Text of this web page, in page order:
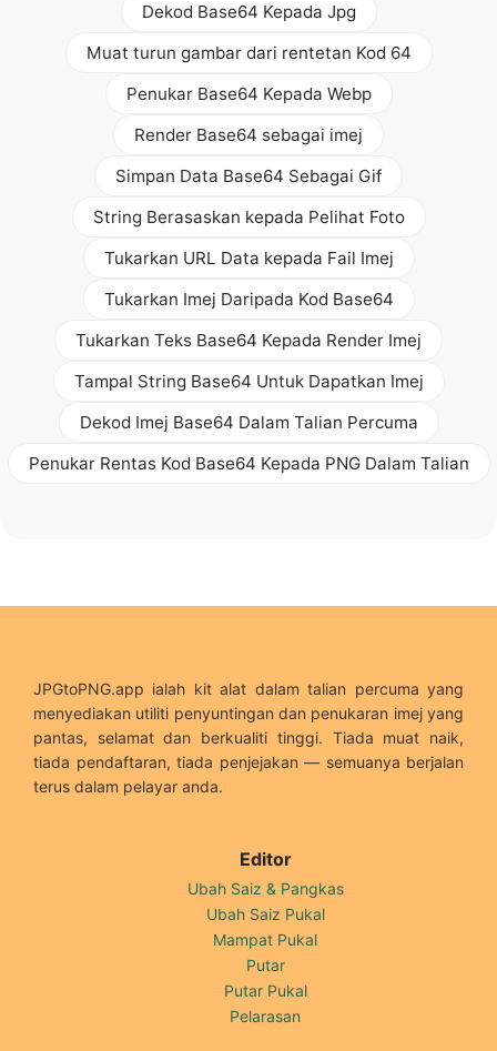
Dekod Base64 Kepada Jpg
Muat turun gambar dari rentetan Kod 64
Penukar Base64 Kepada Webp
Render Base64 sebagai imej
Simpan Data Base64 Sebagai Gif
String Berasaskan kepada Pelihat Foto
Tukarkan URL Data kepada Fail Imej
Tukarkan Imej Daripada Kod Base64
Tukarkan Teks Base64 Kepada Render Imej
Tampal String Base64 Untuk Dapatkan Imej
Dekod Imej Base64 Dalam Talian Percuma
Penukar Rentas Kod Base64 Kepada PNG Dalam Talian
JPGtoPNG.app ialah kit alat dalam talian percuma yang
menyediakan utiliti penyuntingan dan penukaran imej yang
pantas, selamat dan berkualiti tinggi. Tiada muat naik,
tiada pendaftaran, tiada penjejakan — semuanya berjalan
terus dalam pelayar anda.
Editor
Ubah Saiz & Pangkas
Ubah Saiz Pukal
Mampat Pukal
Putar
Putar Pukal
Pelarasan